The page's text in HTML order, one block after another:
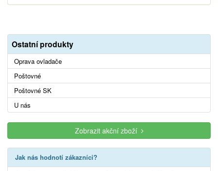
Ostatní produkty
Oprava ovladače
Poštovné
Poštovné SK
U nás
Zobrazit akční zboží
Jak nás hodnotí zákazníci?